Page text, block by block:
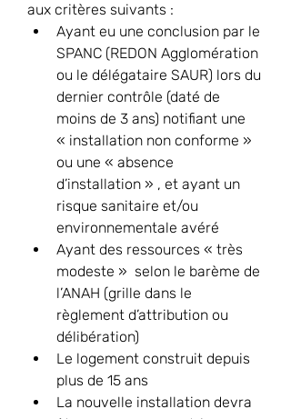
aux critères suivants :
Ayant eu une conclusion par le
SPANC (REDON Agglomération
ou le délégataire SAUR) lors du
dernier contrôle (daté de
moins de 3 ans) notifiant une
« installation non conforme »
ou une « absence
d’installation » , et ayant un
risque sanitaire et/ou
environnementale avéré
Ayant des ressources « très
modeste »  selon le barème de
l’ANAH (grille dans le
règlement d’attribution ou
délibération)
Le logement construit depuis
plus de 15 ans
La nouvelle installation devra